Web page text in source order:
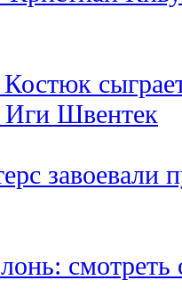
Иги Швентек
завоевали